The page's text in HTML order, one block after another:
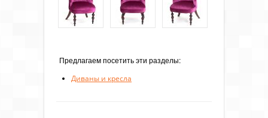
Предлагаем посетить эти разделы:
Диваны и кресла